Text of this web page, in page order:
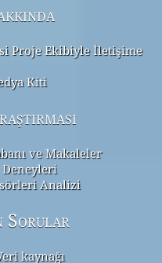
Proje Ekibiyle İletişime
Kiti
ve Makaleler
Analizi
Sorular
kaynağı